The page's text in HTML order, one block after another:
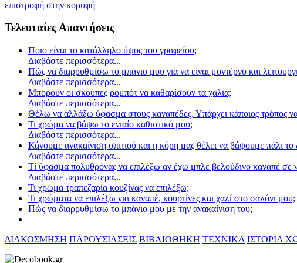
επιστροφή στην κορυφή
Τελευταίες Απαντήσεις
Ποιο είναι το κατάλληλο ύψος του γραφείου;
Διαβάστε περισσότερα...
Πώς να διαρρυθμίσω το μπάνιο μου για να είναι μοντέρνο και
Διαβάστε περισσότερα...
Μπορούν οι σκούπες ρομπότ να καθαρίσουν τα χαλιά;
Διαβάστε περισσότερα...
Θέλω να αλλάξω ύφασμα στους καναπέδες. Υπάρχει κάποιος τρόπος
Τι χρώμα να βάψω το ενιαίο καθιστικό μου;
Διαβάστε περισσότερα...
Κάνουμε ανακαίνιση σπιτιού και η κόρη μας θέλει να βάψουμε πάλι
Διαβάστε περισσότερα...
Τί ύφασμα πολυθρόνας να επιλέξω αν έχω μπλε βελούδινο καναπέ σε
Διαβάστε περισσότερα...
Τι χρώμα τραπεζαρία κουζίνας να επιλέξω;
Τι χρώματα να επιλέξω για καναπέ, κουρτίνες και χαλί στο σαλόνι μου;
Πώς να διαρρυθμίσω το μπάνιο μου με την ανακαίνιση του;
ΔΙΑΚΟΣΜΗΣΗ ΠΑΡΟΥΣΙΑΣΕΙΣ ΒΙΒΛΙΟΘΗΚΗ ΤΕΧΝΙΚΑ ΙΣΤΟΡΙΑ